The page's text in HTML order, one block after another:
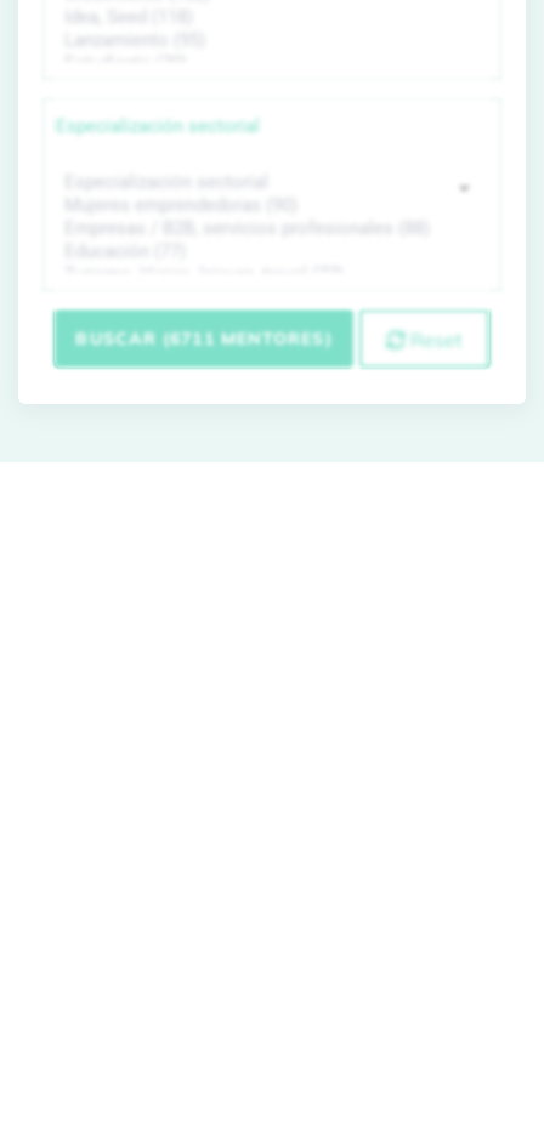
Especialización sectorial
BUSCAR (6711 MENTORES) Reset